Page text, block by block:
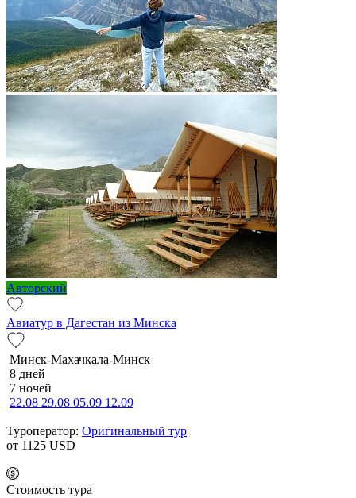
Авторский
Авиатур в Дагестан из Минска
Минск-Махачкала-Минск
8 дней
7 ночей
22.08 29.08 05.09 12.09
Туроператор: Оригинальный тур
от 1125 USD
Cтоимость тура